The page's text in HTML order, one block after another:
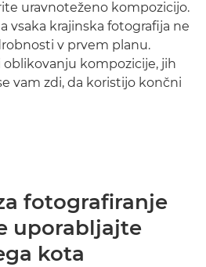
uravnoteženo kompozicijo.
vsaka krajinska fotografija ne
v prvem planu.
kompozicije, jih
vam zdi, da koristijo končni
fotografiranje
uporabljajte
kota